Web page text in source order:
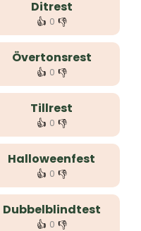
Ditrest
👍 0 👎
Övertonsrest
👍 0 👎
Tillrest
👍 0 👎
Halloweenfest
👍 0 👎
Dubbelblindtest
👍 0 👎